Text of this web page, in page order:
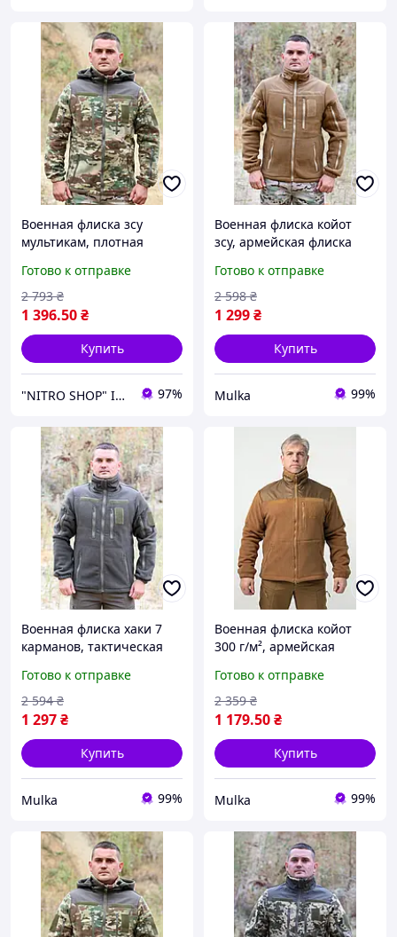
Военная флиска зсу
мультикам, плотная
тактическая кофта
мультикам 58
Готово к отправке
1 396.50₴
2 793 ₴
Купить
"NITRO SHOP" Інтернет магазин 97%
Военная флиска койот
зсу, армейская флиска
тактическая кофта койот
58 ygmjn
Готово к отправке
1 299₴
2 598 ₴
Купить
Mulka 99%
Военная флиска хаки 7
карманов, тактическая
мужская флиска хаки 54
ygmjn
Готово к отправке
1 297₴
2 594 ₴
Купить
Mulka 99%
Военная флиска койот
300 г/м², армейская
тактическая кофта койот
46 lxcera
Готово к отправке
1 179.50₴
2 359 ₴
Купить
Mulka 99%